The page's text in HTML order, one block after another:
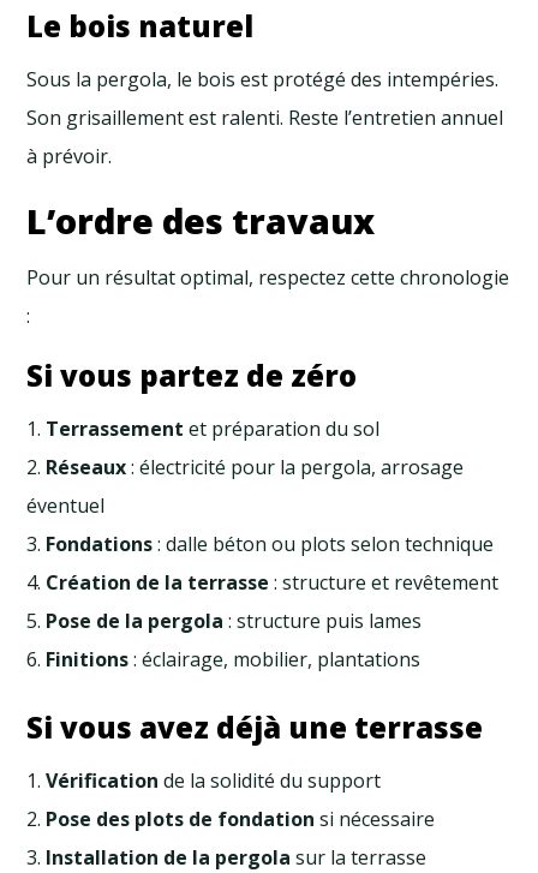
Le bois naturel
Sous la pergola, le bois est protégé des intempéries.
Son grisaillement est ralenti. Reste l’entretien annuel
à prévoir.
L’ordre des travaux
Pour un résultat optimal, respectez cette chronologie
:
Si vous partez de zéro
Terrassement et préparation du sol
Réseaux: électricité pour la pergola, arrosage
éventuel
Fondations: dalle béton ou plots selon technique
Création de la terrasse : structure et revêtement
Pose de la pergola : structure puis lames
Finitions: éclairage, mobilier, plantations
Si vous avez déjà une terrasse
Vérification de la solidité du support
Pose des plots de fondation si nécessaire
Installation de la pergola sur la terrasse